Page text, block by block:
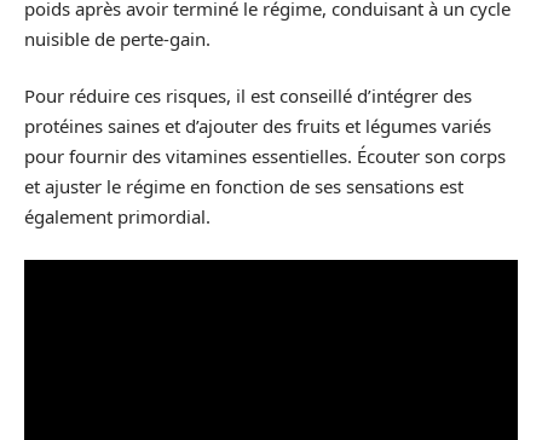
poids après avoir terminé le régime, conduisant à un cycle
nuisible de perte-gain.
Pour réduire ces risques, il est conseillé d’intégrer des
protéines saines et d’ajouter des fruits et légumes variés
pour fournir des vitamines essentielles. Écouter son corps
et ajuster le régime en fonction de ses sensations est
également primordial.